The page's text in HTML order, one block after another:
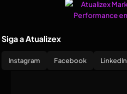
Siga a Atualizex
Instagram Facebook LinkedIn